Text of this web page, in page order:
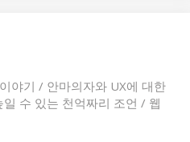
야기 / 안마의자와 UX에 대한
수 있는 천억짜리 조언 / 웹